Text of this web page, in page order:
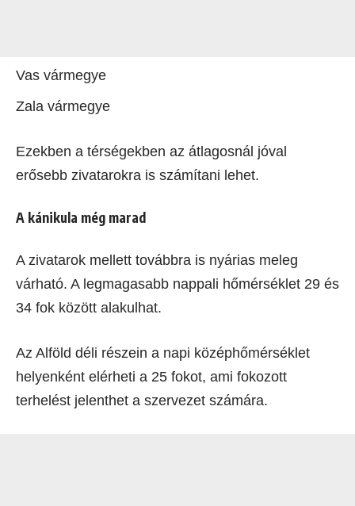
Vas vármegye
Zala vármegye
Ezekben a térségekben az átlagosnál jóval
erősebb zivatarokra is számítani lehet.
A kánikula még marad
A zivatarok mellett továbbra is nyárias meleg
várható. A legmagasabb nappali hőmérséklet 29 és
34 fok között alakulhat.
Az Alföld déli részein a napi középhőmérséklet
helyenként elérheti a 25 fokot, ami fokozott
terhelést jelenthet a szervezet számára.